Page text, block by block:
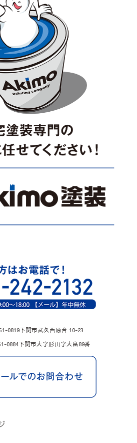
0819下関市武久西原台 10-23
0884下関市大字形山字大畠89番